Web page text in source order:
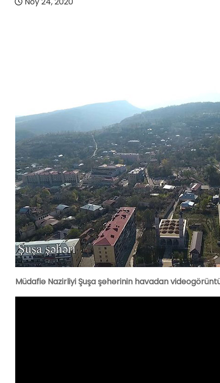
Müdafiə Nazirliyi Şuşa şəhərinin havadan